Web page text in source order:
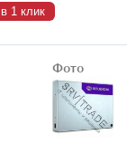
1 клик
Фото